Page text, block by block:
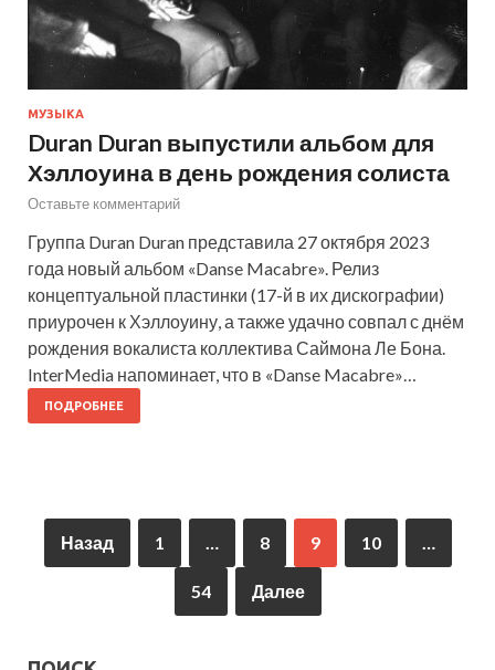
МУЗЫКА
Duran Duran выпустили альбом для
Хэллоуина в день рождения солиста
Оставьте комментарий
Группа Duran Duran представила 27 октября 2023
года новый альбом «Danse Macabre». Релиз
концептуальной пластинки (17-й в их дискографии)
приурочен к Хэллоуину, а также удачно совпал с днём
рождения вокалиста коллектива Саймона Ле Бона.
InterMedia напоминает, что в «Danse Macabre»…
ПОДРОБНЕЕ
Назад 1 … 8 9 10 …
54 Далее